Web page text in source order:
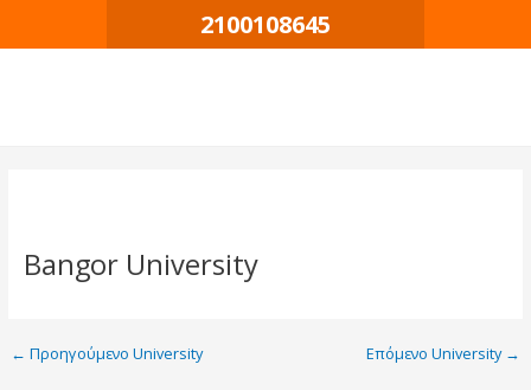
2100108645
Bangor University
← Προηγούμενο University Επόμενο University →